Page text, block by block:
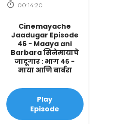
00:14:20
Cinemayache
Jaadugar Episode
46 - Maaya ani
Barbara सिनेमायाचे
जादूगार : भाग ४६ -
माया आणि बार्बरा
Play
Episode